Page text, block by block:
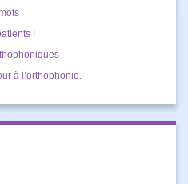
!
à l’orthophonie.